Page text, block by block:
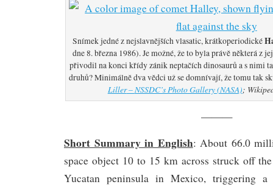
Snímek jedné z nejslavnějších vlasatic, krátkoperiodické
dne 8. března 1986). Je možné, že to byla právě některá z
přivodil na konci křídy zánik neptačích dinosaurů a s nimi
druhů? Minimálně dva vědci už se domnívají, že tomu tak
Liller–NSSDC’s Photo Gallery (NASA);
———
Short Summary in English: About 66.0
space object 10 to 15 km across struck off
Yucatan peninsula in Mexico, triggering a